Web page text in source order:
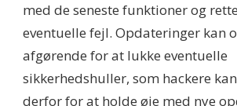
med de seneste funktioner og
eventuelle fejl. Opdateringer kan
afgørende for at lukke eventuelle
sikkerhedshuller, som hackere
derfor for at holde øje med nye